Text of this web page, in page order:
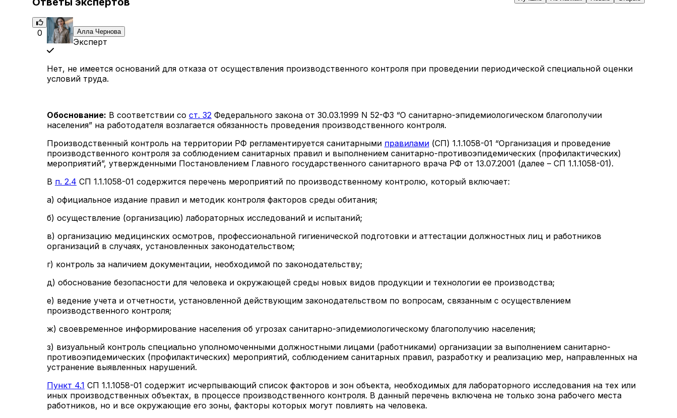
0 Алла Чернова
Эксперт
Нет, не имеется оснований для отказа от осуществления производственного контроля при проведении периодической специальной оценки
условий труда.
Обоснование: В соответствии со ст. 32 Федерального закона от 30.03.1999 N 52-ФЗ “О санитарно-эпидемиологическом благополучии
населения” на работодателя возлагается обязанность проведения производственного контроля.
Производственный контроль на территории РФ регламентируется санитарными правилами (СП) 1.1.1058-01 “Организация и проведение
производственного контроля за соблюдением санитарных правил и выполнением санитарно-противоэпидемических (профилактических)
мероприятий”, утвержденными Постановлением Главного государственного санитарного врача РФ от 13.07.2001 (далее – СП 1.1.1058-01).
В п. 2.4 СП 1.1.1058-01 содержится перечень мероприятий по производственному контролю, который включает:
а) официальное издание правил и методик контроля факторов среды обитания;
б) осуществление (организацию) лабораторных исследований и испытаний;
в) организацию медицинских осмотров, профессиональной гигиенической подготовки и аттестации должностных лиц и работников
организаций в случаях, установленных законодательством;
г) контроль за наличием документации, необходимой по законодательству;
д) обоснование безопасности для человека и окружающей среды новых видов продукции и технологии ее производства;
е) ведение учета и отчетности, установленной действующим законодательством по вопросам, связанным с осуществлением
производственного контроля;
ж) своевременное информирование населения об угрозах санитарно-эпидемиологическому благополучию населения;
з) визуальный контроль специально уполномоченными должностными лицами (работниками) организации за выполнением санитарно-
противоэпидемических (профилактических) мероприятий, соблюдением санитарных правил, разработку и реализацию мер, направленных на
устранение выявленных нарушений.
Пункт 4.1 СП 1.1.1058-01 содержит исчерпывающий список факторов и зон объекта, необходимых для лабораторного исследования на тех или
иных производственных объектах, в процессе производственного контроля. В данный перечень включена не только зона рабочего места
работников, но и все окружающие его зоны, факторы которых могут повлиять на человека.